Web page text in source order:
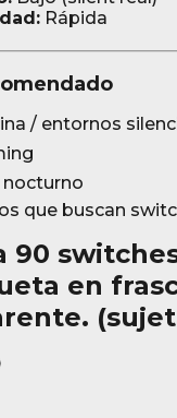
Rápida
/ entornos
nocturno
que buscan
90
en